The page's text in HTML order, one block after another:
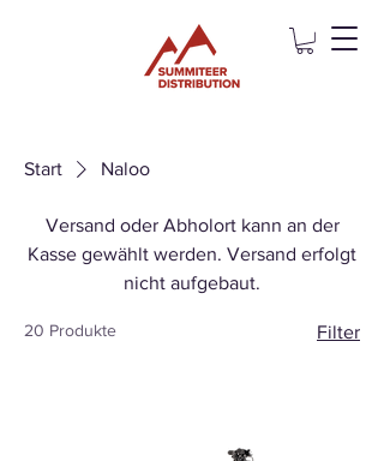
Start Naloo
Versand oder Abholort kann an der
Kasse gewählt werden. Versand erfolgt
nicht aufgebaut.
20 Produkte Filter